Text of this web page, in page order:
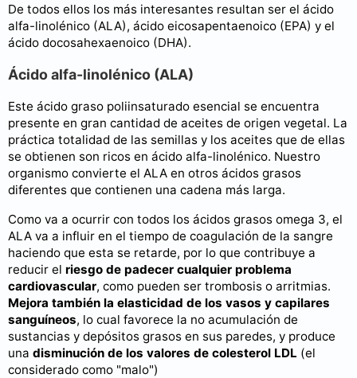
De todos ellos los más interesantes resultan ser el ácido
alfa-linolénico (ALA), ácido eicosapentaenoico (EPA) y el
ácido docosahexaenoico (DHA).
Ácido alfa-linolénico (ALA)
Este ácido graso poliinsaturado esencial se encuentra
presente en gran cantidad de aceites de origen vegetal. La
práctica totalidad de las semillas y los aceites que de ellas
se obtienen son ricos en ácido alfa-linolénico. Nuestro
organismo convierte el ALA en otros ácidos grasos
diferentes que contienen una cadena más larga.
Como va a ocurrir con todos los ácidos grasos omega 3, el
ALA va a influir en el tiempo de coagulación de la sangre
haciendo que esta se retarde, por lo que contribuye a
reducir el riesgo de padecer cualquier problema
cardiovascular, como pueden ser trombosis o arritmias.
Mejora también la elasticidad de los vasos y capilares
sanguíneos, lo cual favorece la no acumulación de
sustancias y depósitos grasos en sus paredes, y produce
una disminución de los valores de colesterol LDL (el
considerado como "malo")